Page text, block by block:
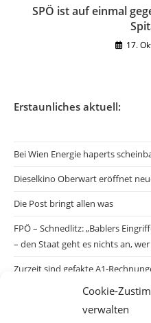
Cookie-
verwalten
SPÖ ist auf einmal
17.
Erstaunliches aktuell:
Bei Wien Energie haperts
Dieselkino Oberwart eröffnet
Die Post bringt allen was
FPÖ – Schnedlitz: „Bablers
– den Staat geht es nichts an,
Zurzeit sind gefakte A1-
Salzburgs Juden und ihre
die Gefahr endlich konkret!“